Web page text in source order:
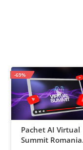
Pachet AI Virtual
Summit Romania
-69%